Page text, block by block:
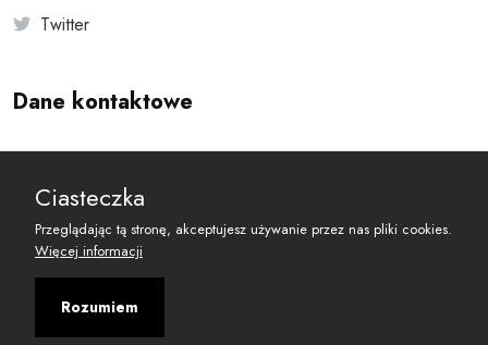
Twitter
Dane kontaktowe
reset@resetobywatelski.pl
Ciasteczka
Przeglądając tą stronę, akceptujesz używanie przez nas pliki cookies.
Więcej informacji
Rozumiem